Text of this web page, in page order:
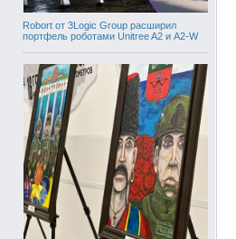
Robort от 3Logic Group расширил
портфель роботами Unitree A2 и A2-W